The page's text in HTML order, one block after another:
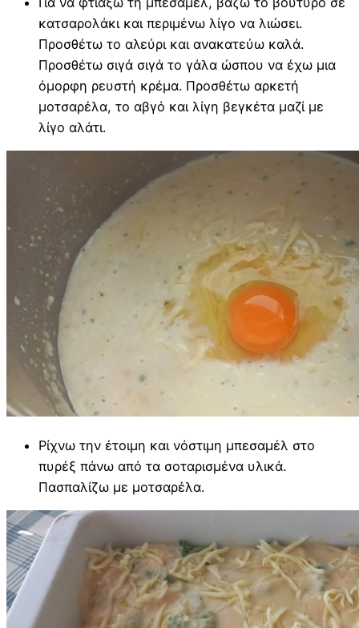
κατσαρολάκι και περιμένω λίγο να λιώσει.
Προσθέτω το αλεύρι και ανακατεύω καλά.
Προσθέτω σιγά σιγά το γάλα ώσπου να έχω μια
όμορφη ρευστή κρέμα. Προσθέτω αρκετή
μοτσαρέλα, το αβγό και λίγη βεγκέτα μαζί με
λίγο αλάτι.
Ρίχνω την έτοιμη και νόστιμη μπεσαμέλ στο
πυρέξ πάνω από τα σοταρισμένα υλικά.
Πασπαλίζω με μοτσαρέλα.